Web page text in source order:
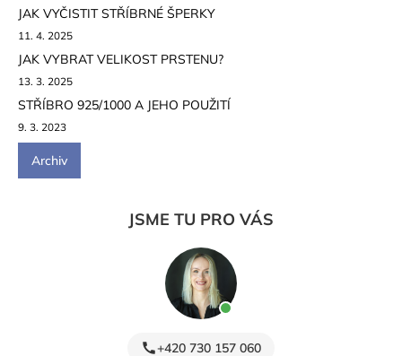
JAK VYČISTIT STŘÍBRNÉ ŠPERKY
11. 4. 2025
JAK VYBRAT VELIKOST PRSTENU?
13. 3. 2025
STŘÍBRO 925/1000 A JEHO POUŽITÍ
9. 3. 2023
Archiv
JSME TU PRO VÁS
+420 730 157 060